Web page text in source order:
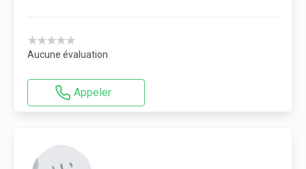
★★★★★
Aucune évaluation
Appeler